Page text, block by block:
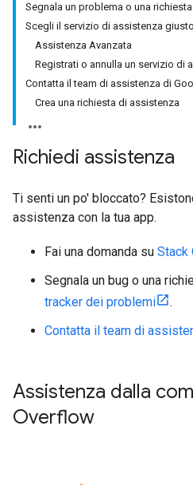
Segnala un problema o una
Scegli il servizio di assistenza giusto
Assistenza Avanzata
Registrati o annulla un servizio di
Contatta il team di assistenza di
Crea una richiesta di assistenza
Richiedi assistenza
Ti senti un po' bloccato?
assistenza con la tua app.
Fai una domanda su Stack
Segnala un bug o una
tracker dei problemi
.
Contatta il team di
Assistenza dalla
Overflow